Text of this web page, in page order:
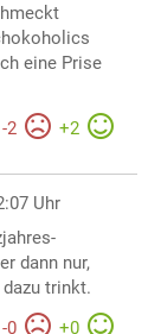
eine Prise
-2 +2
Uhr
dann nur,
trinkt.
-0 +0